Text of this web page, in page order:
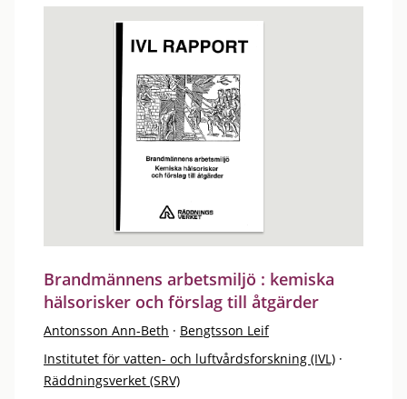
Brandmännens arbetsmiljö : kemiska
hälsorisker och förslag till åtgärder
Antonsson Ann-Beth · Bengtsson Leif
Institutet för vatten- och luftvårdsforskning (IVL) ·
Räddningsverket (SRV)